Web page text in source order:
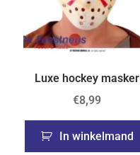
Luxe hockey masker
€8,99
In winkelmand